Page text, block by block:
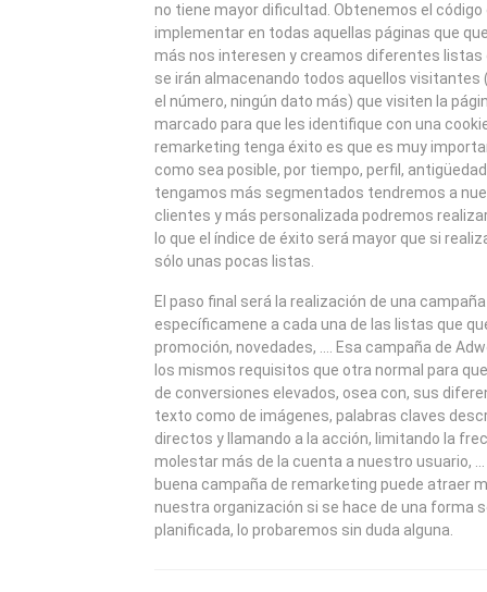
no tiene mayor dificultad. Obtenemos el código
implementar en todas aquellas páginas que
más nos interesen y creamos diferentes listas
se irán almacenando todos aquellos visitantes
el número, ningún dato más) que visiten la
marcado para que les identifique con una
remarketing tenga éxito es que es muy
como sea posible, por tiempo, perfil,
tengamos más segmentados tendremos a
clientes y más personalizada podremos
lo que el índice de éxito será mayor que si
sólo unas pocas listas.
El paso final será la realización de una
específicamene a cada una de las listas que
promoción, novedades, …. Esa campaña de
los mismos requisitos que otra normal para
de conversiones elevados, osea con, sus
texto como de imágenes, palabras claves
directos y llamando a la acción, limitando la
molestar más de la cuenta a nuestro usuario,
buena campaña de remarketing puede atraer
nuestra organización si se hace de una forma
planificada, lo probaremos sin duda alguna.